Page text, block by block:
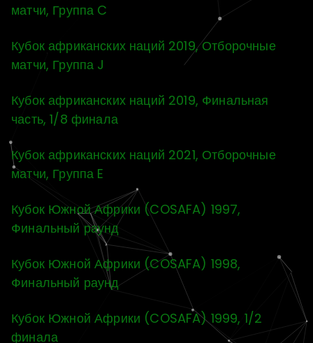
матчи, Группа C
Кубок африканских наций 2019, Отборочные
матчи, Группа J
Кубок африканских наций 2019, Финальная
часть, 1/8 финала
Кубок африканских наций 2021, Отборочные
матчи, Группа E
Кубок Южной Африки (COSAFA) 1997,
Финальный раунд
Кубок Южной Африки (COSAFA) 1998,
Финальный раунд
Кубок Южной Африки (COSAFA) 1999, 1/2
финала